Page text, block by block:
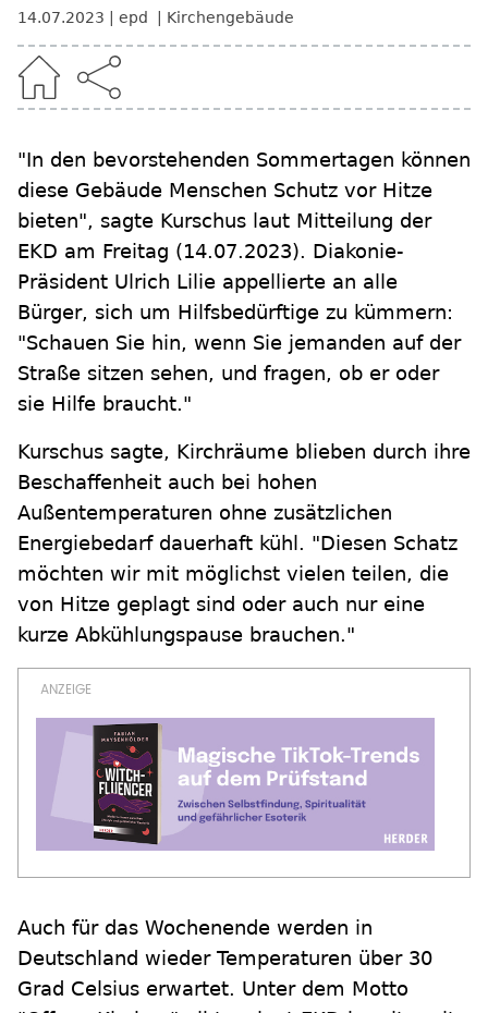
14.07.2023 epd Kirchengebäude
"In den bevorstehenden Sommertagen können
diese Gebäude Menschen Schutz vor Hitze
bieten", sagte Kurschus laut Mitteilung der
EKD am Freitag (14.07.2023). Diakonie-
Präsident Ulrich Lilie appellierte an alle
Bürger, sich um Hilfsbedürftige zu kümmern:
"Schauen Sie hin, wenn Sie jemanden auf der
Straße sitzen sehen, und fragen, ob er oder
sie Hilfe braucht."
Kurschus sagte, Kirchräume blieben durch ihre
Beschaffenheit auch bei hohen
Außentemperaturen ohne zusätzlichen
Energiebedarf dauerhaft kühl. "Diesen Schatz
möchten wir mit möglichst vielen teilen, die
von Hitze geplagt sind oder auch nur eine
kurze Abkühlungspause brauchen."
Auch für das Wochenende werden in
Deutschland wieder Temperaturen über 30
Grad Celsius erwartet. Unter dem Motto